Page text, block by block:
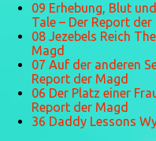
09 Erhebung, Blut
Tale – Der Report der
08 Jezebels Reich
Magd
07 Auf der anderen
Report der Magd
06 Der Platz einer
Report der Magd
36 Daddy Lessons